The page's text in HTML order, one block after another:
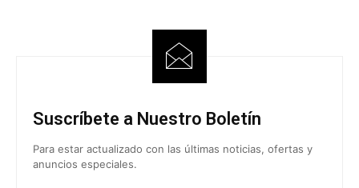
Suscríbete a Nuestro Boletín
Para estar actualizado con las últimas noticias, ofertas y
anuncios especiales.